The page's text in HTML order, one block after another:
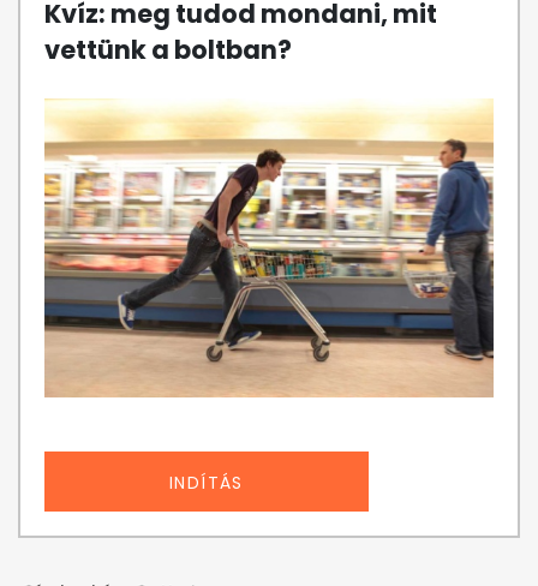
Kvíz: meg tudod mondani, mit
vettünk a boltban?
INDÍTÁS